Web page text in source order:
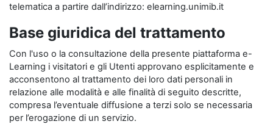
telematica a partire dall’indirizzo: elearning.unimib.it
Base giuridica del trattamento
Con l'uso o la consultazione della presente piattaforma e-
Learning i visitatori e gli Utenti approvano esplicitamente e
acconsentono al trattamento dei loro dati personali in
relazione alle modalità e alle finalità di seguito descritte,
compresa l’eventuale diffusione a terzi solo se necessaria
per l’erogazione di un servizio.